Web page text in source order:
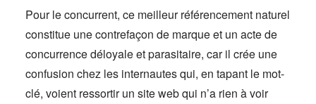
Pour le concurrent, ce meilleur référencement naturel
constitue une contrefaçon de marque et un acte de
concurrence déloyale et parasitaire, car il crée une
confusion chez les internautes qui, en tapant le mot-
clé, voient ressortir un site web qui n’a rien à voir